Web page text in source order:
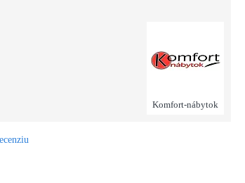
Komfort-nábytok